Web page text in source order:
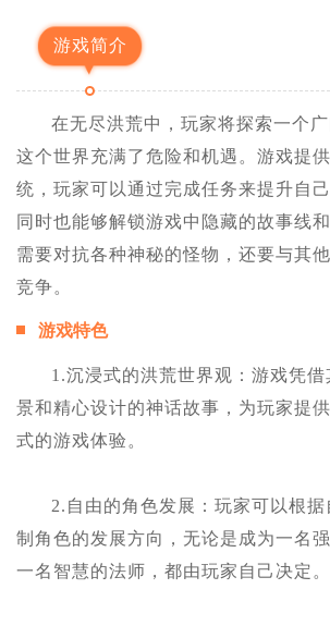
游戏简介
在无尽洪荒中，玩家将探索一个广
这个世界充满了危险和机遇。游戏提
统，玩家可以通过完成任务来提升自
同时也能够解锁游戏中隐藏的故事线
需要对抗各种神秘的怪物，还要与其
竞争。
游戏特色
1.沉浸式的洪荒世界观：游戏凭
景和精心设计的神话故事，为玩家提
式的游戏体验。
2.自由的角色发展：玩家可以根
制角色的发展方向，无论是成为一名
一名智慧的法师，都由玩家自己决定。